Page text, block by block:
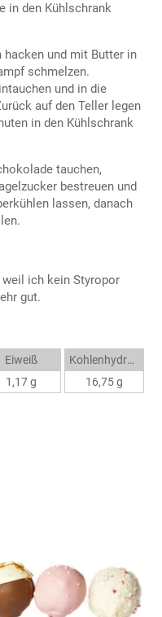
in den Kühlschrank
hacken und mit Butter in
schmelzen.
und in die
auf den Teller legen
in den Kühlschrank
tauchen,
bestreuen und
lassen, danach
weil ich kein Styropor
gut.
Eiweiß
1,17 g
Kohlenhydrate
16,75 g